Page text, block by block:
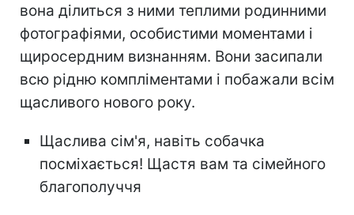
вона ділиться з ними теплими родинними
фотографіями, особистими моментами і
щиросердним визнанням. Вони засипали
всю рідню компліментами і побажали всім
щасливого нового року.
Щаслива сім'я, навіть собачка
посміхається! Щастя вам та сімейного
благополуччя